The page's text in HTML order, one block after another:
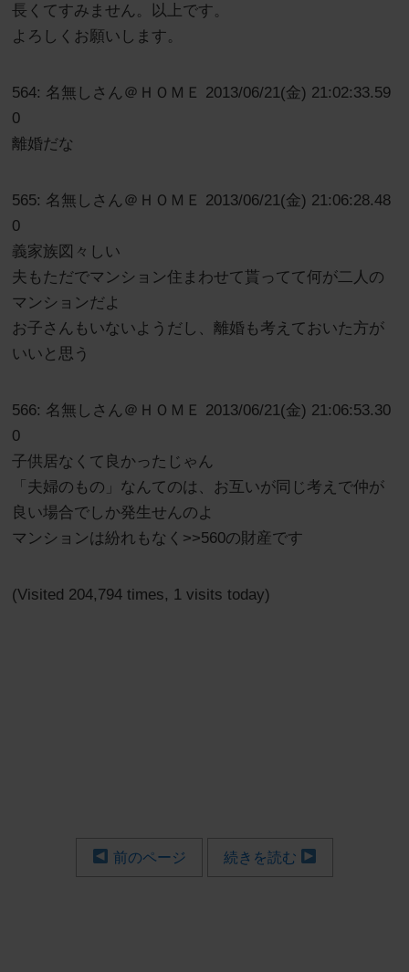
長くてすみません。以上です。
よろしくお願いします。
564: 名無しさん＠ＨＯＭＥ 2013/06/21(金) 21:02:33.59
0
離婚だな
565: 名無しさん＠ＨＯＭＥ 2013/06/21(金) 21:06:28.48
0
義家族図々しい
夫もただでマンション住まわせて貰ってて何が二人の
マンションだよ
お子さんもいないようだし、離婚も考えておいた方が
いいと思う
566: 名無しさん＠ＨＯＭＥ 2013/06/21(金) 21:06:53.30
0
子供居なくて良かったじゃん
「夫婦のもの」なんてのは、お互いが同じ考えで仲が
良い場合でしか発生せんのよ
マンションは紛れもなく>>560の財産です
(Visited 204,794 times, 1 visits today)
前のページ 続きを読む